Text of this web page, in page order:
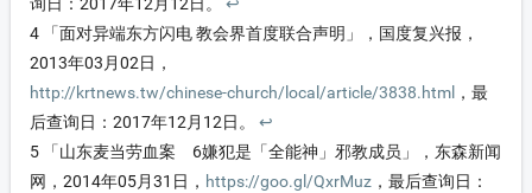
4
「面对异端东方闪电 教会界首度联合声明」，国度复兴报，
2013年03月02日，
http://krtnews.tw/chinese-church/local/article/3838.html ，最
后查询日：2017年12月12日。
↩
5
「山东麦当劳血案 6嫌犯是「全能神」邪教成员」，东森新闻
网，2014年05月31日， https://goo.gl/QxrMuz，最后查询日：